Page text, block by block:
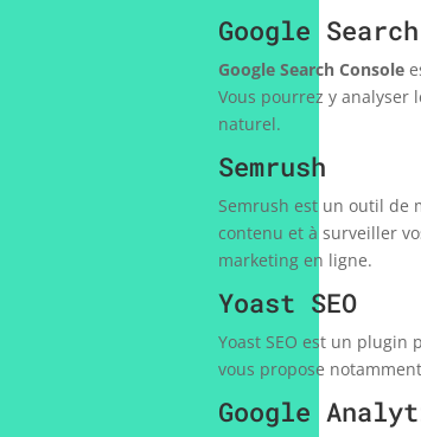
Google
Google Search Console
Vous pourrez y analyser
naturel.
Semrush
Semrush est un outil de
contenu et à surveiller
marketing en ligne.
Yoast SEO
Yoast SEO est un
vous propose
Google